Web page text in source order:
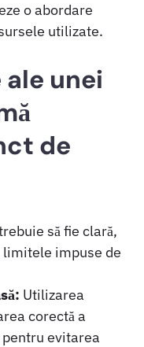
o abordare
utilizate.
unei
de
să fie clară,
limitele impuse de
Utilizarea
corectă a
evitarea